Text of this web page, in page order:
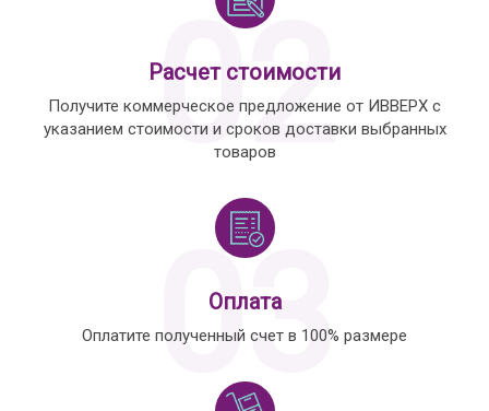
02
Расчет стоимости
Получите коммерческое предложение от ИВВЕРХ с
указанием стоимости и сроков доставки выбранных
товаров
03
Оплата
Оплатите полученный счет в 100% размере